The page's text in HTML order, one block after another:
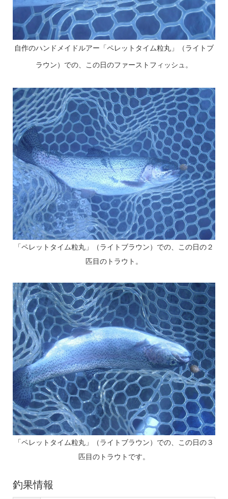
自作のハンドメイドルアー「ペレットタイム粒丸」（ライトブ
ラウン）での、この日のファーストフィッシュ。
「ペレットタイム粒丸」（ライトブラウン）での、この日の２
匹目のトラウト。
「ペレットタイム粒丸」（ライトブラウン）での、この日の３
匹目のトラウトです。
釣果情報